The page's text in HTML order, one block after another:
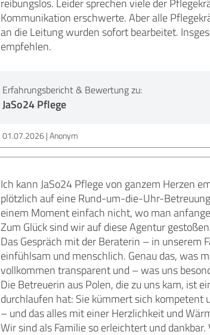
Kommunikation erschwerte. Aber alle
an die Leitung wurden sofort bearbeitet.
empfehlen.
Erfahrungsbericht & Bewertung zu:
JaSo24 Pflege
01.07.2026 Anonym
Ich kann JaSo24 Pflege von ganzem Herzen
plötzlich auf eine Rund-um-die-Uhr-
einem Moment einfach nicht, wo man
Zum Glück sind wir auf diese Agentur
Das Gespräch mit der Beraterin – in unserem
einfühlsam und menschlich. Genau das, was
vollkommen transparent und – was uns
Die Betreuerin aus Polen, die zu uns kam, ist
durchlaufen hat: Sie kümmert sich kompetent
– und das alles mit einer Herzlichkeit und
Wir sind als Familie so erleichtert und dankbar.